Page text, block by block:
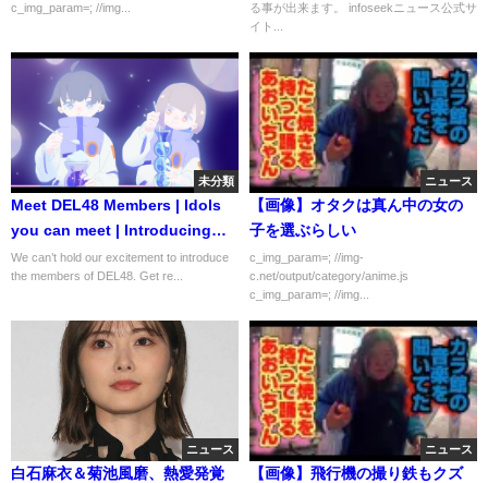
c_img_param=; //img...
る事が出来ます。 infoseekニュース公式サ
イト...
未分類
Meet DEL48 Members | Idols
you can meet | Introducing
Members of DEL48 |
We can’t hold our excitement to introduce
the members of DEL48. Get re...
ニュース
【画像】オタクは真ん中の女の
子を選ぶらしい
c_img_param=; //img-
c.net/output/category/anime.js
c_img_param=; //img...
ニュース
白石麻衣＆菊池風磨、熱愛発覚
ニュース
【画像】飛行機の撮り鉄もクズ